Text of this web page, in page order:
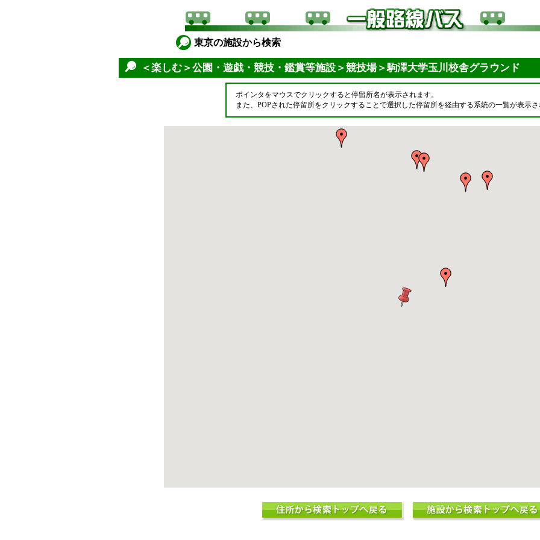
東京の施設から検索
＜楽しむ＞公園・遊戯・競技・鑑賞等施設＞競技場＞駒澤大学玉川校舎グラウンド
ポインタをマウスでクリックすると停留所名が表示されます。
また、POPされた停留所をクリックすることで選択した停留所を経由する系統の一覧が表示